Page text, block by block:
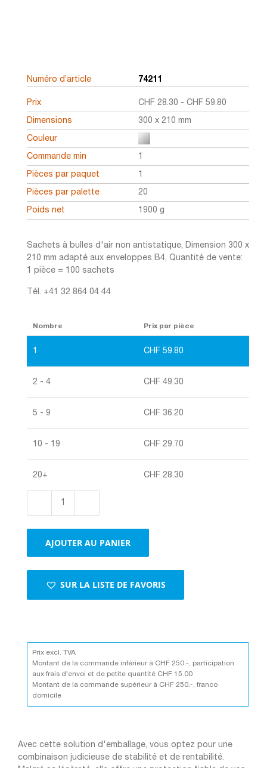
Numéro d’article 74211
Prix CHF 28.30 - CHF 59.80
Dimensions 300 x 210 mm
Couleur
Commande min 1
Pièces par paquet 1
Pièces par palette 20
Poids net 1900 g
Sachets à bulles d'air non antistatique, Dimension 300 x
210 mm adapté aux enveloppes B4, Quantité de vente:
1 pièce = 100 sachets
Tél. +41 32 864 04 44
Nombre Prix par pièce
1 CHF 59.80
2 - 4 CHF 49.30
5 - 9 CHF 36.20
10 - 19 CHF 29.70
20+ CHF 28.30
à
bulles
d'air
non
AJOUTER AU PANIER
SUR LA LISTE DE FAVORIS
Prix excl. TVA
Montant de la commande inférieur à CHF 250.-, participation
aux frais d'envoi et de petite quantité CHF 15.00
Montant de la commande supérieur à CHF 250.-, franco
domicile
Avec cette solution d'emballage, vous optez pour une
combinaison judicieuse de stabilité et de rentabilité.